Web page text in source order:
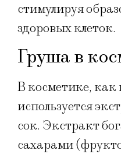
стимулируя
здоровых клеток.
Груша в
В косметике, как
используется
сок. Экстракт
сахарами